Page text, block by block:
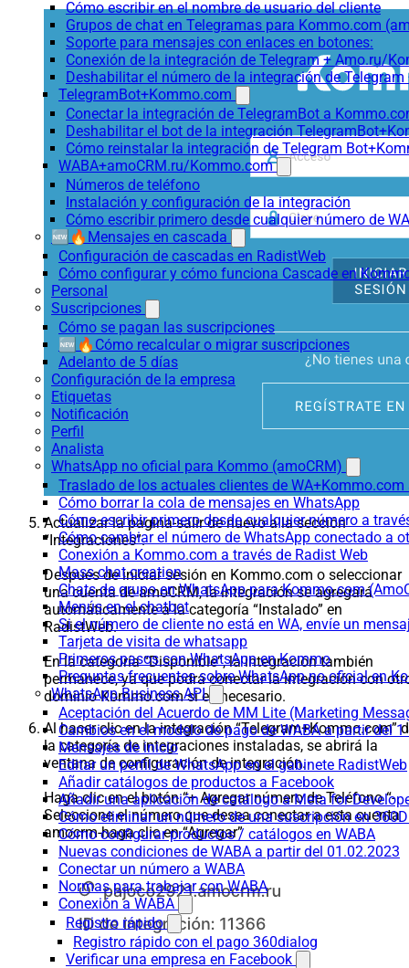
Cómo escribir en el nombre de usuario del cliente
Grupos de chat en Telegramas para Kommo.com
Soporte para mensajes con enlaces en botones:
Conexión de la integración de Telegram + Amo.ru/
Deshabilitar el número de la integración de
TelegramBot+Kommo.com
Conectar la integración de TelegramBot a
Deshabilitar el bot de la integración
Cómo reinstalar la integración de Telegram
WABA+amoCRM.ru/Kommo.com
Números de teléfono
Instalación y configuración de la integración
Cómo escribir primero desde cualquier número de
🆕🔥Mensajes en cascada
Configuración de cascadas en RadistWeb
Cómo configurar y cómo funciona Cascade en
Personal
Suscripciones
Cómo se pagan las suscripciones
🆕🔥Cómo recalcular o migrar suscripciones
Adelanto de 5 días
Configuración de la empresa
Etiquetas
Notificación
Perfil
Analista
WhatsApp no oficial para Kommo (amoCRM)
Traslado de los actuales clientes de
Cómo borrar la cola de mensajes en WhatsApp
Cómo escribir primero desde cualquier número a
Cómo cambiar el número de WhatsApp conectado a
Conexión a Kommo.com a través de Radist Web
Mass chat creation
Chats de grupo en WhatsApp para Kommo.com
Menús en el chatbot
Si el número de cliente no está en WA, envíe un
Tarjeta de visita de whatsapp
Primeros pasos con WhatsApp en Kommo
Preguntas frecuentes sobre WhatsApp no oficial en
WhatsApp Business API
Aceptación del Acuerdo de MM Lite (Marketing
Cambios en el modelo de pago de WABA a partir del
Mensajes de inicio
Editar un perfil de WhatsApp en el gabinete RadistWeb
Añadir catálogos de productos a Facebook
Añadir una aplicación de catálogo a Meta for
Cómo eliminar un número de una suscripción en
Cómo configurar productos / catálogos en WABA
Nuevas condiciones de WABA a partir del 01.02.2023
Conectar un número a WABA
Normas para trabajar con WABA
Conexión a WABA
Registro rápido
Registro rápido con el pago 360dialog
Verificar una empresa en Facebook
Actualizar la página-salir de nuevo a la sección
“Integraciones”.
Después de iniciar sesión en Kommo.com o seleccionar
una cuenta de amoCRM, la integración se agregará
automáticamente a la categoría “Instalado” en
RadistWeb.
En la categoría “Disponible”, la integración también
permanece, ya que podrá conectar la integración con
dominio Kommo.com si es necesario.
Al hacer clic en la integración “Telegram+Kommo.com”
la categoría de integraciones instaladas, se abrirá la
ventana de configuración de integración.
Haga clic en el botón “+ Agregar número de Teléfono “-
Seleccione el número que desea conectar a esta cuenta
amocrm-haga clic en “Agregar”